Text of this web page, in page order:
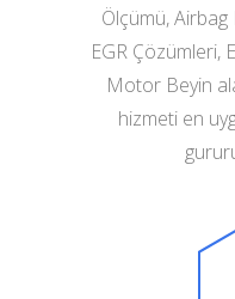
Ölçümü, Airbag
EGR Çözümleri,
Motor Beyin
hizmeti en